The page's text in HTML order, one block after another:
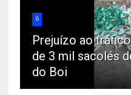
6
Prejuízo ao
de 3 mil sacolés
do Boi